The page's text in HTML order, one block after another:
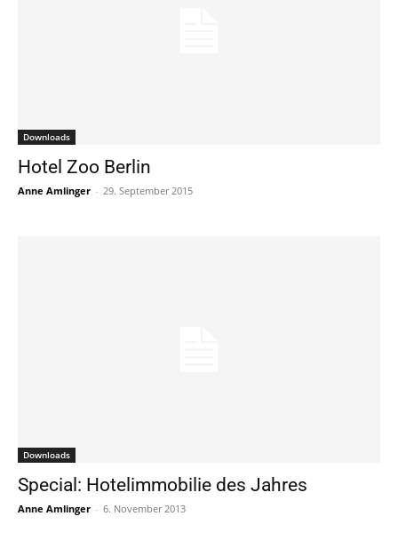
Downloads
Hotel Zoo Berlin
Anne Amlinger - 29. September 2015
Downloads
Special: Hotelimmobilie des Jahres
Anne Amlinger - 6. November 2013